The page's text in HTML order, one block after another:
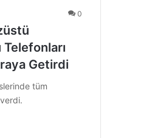
0
Telefonları
Getirdi
tüm